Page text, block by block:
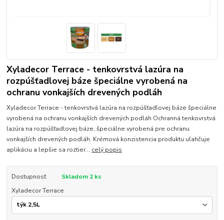
Xyladecor Terrace - tenkovrstvá lazúra na
rozpúšťadlovej báze špeciálne vyrobená na
ochranu vonkajších drevených podláh
Xyladecor Terrace - tenkovrstvá lazúra na rozpúšťadlovej báze špeciálne
vyrobená na ochranu vonkajších drevených podláh Ochranná tenkovrstvá
lazúra na rozpúšťadlovej báze, špeciálne vyrobená pre ochranu
vonkajších drevených podláh. Krémová konzistencia produktu uľahčuje
aplikáciu a lepšie sa roztier... celý popis
Dostupnosť
Skladom 2 ks
Xyladecor Terrace